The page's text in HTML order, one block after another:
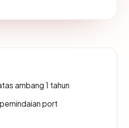
ambang 1 tahun
port